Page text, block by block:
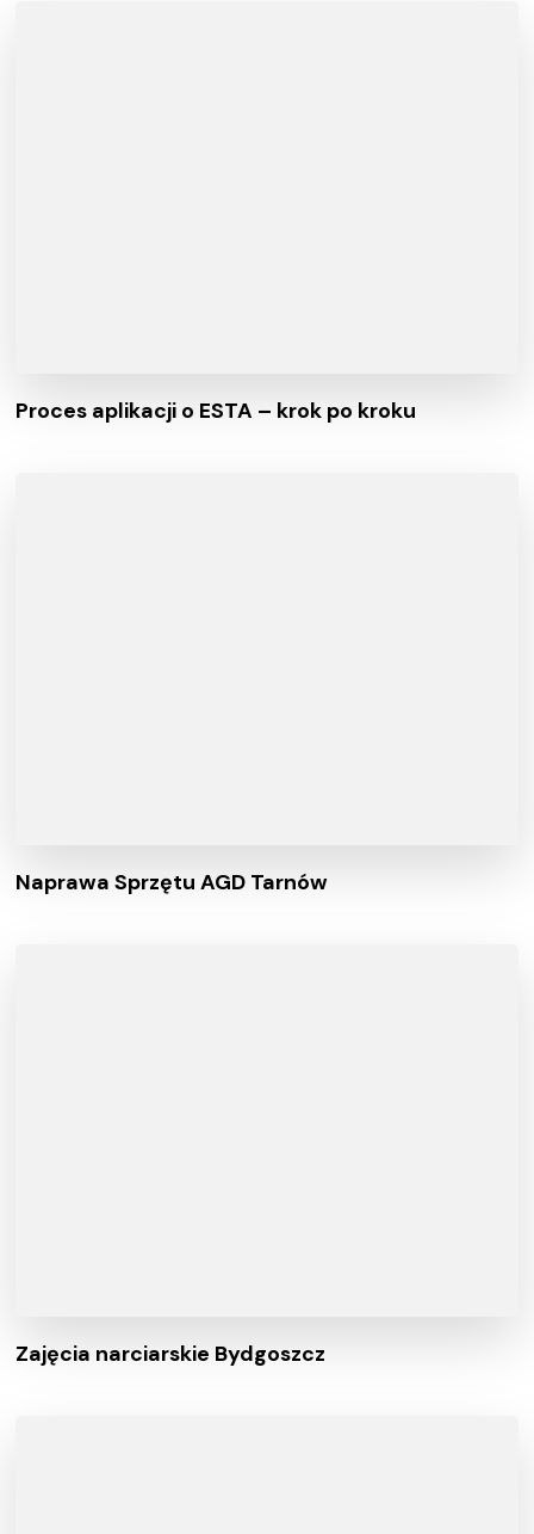
Proces aplikacji o ESTA – krok po kroku
Naprawa Sprzętu AGD Tarnów
Zajęcia narciarskie Bydgoszcz